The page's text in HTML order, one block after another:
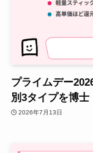
プライムデー
別3タイプを博士
2026年7月13日